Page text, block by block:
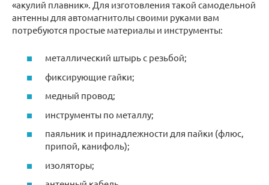
«акулий плавник». Для изготовления такой самодельной
антенны для автомагнитолы своими руками вам
потребуются простые материалы и инструменты:
металлический штырь с резьбой;
фиксирующие гайки;
медный провод;
инструменты по металлу;
паяльник и принадлежности для пайки (флюс,
припой, канифоль);
изоляторы;